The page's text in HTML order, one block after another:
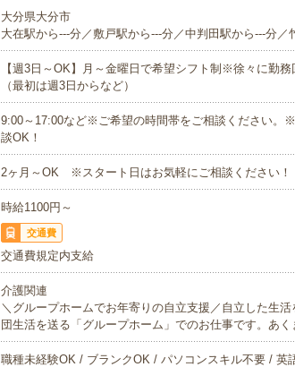
大分県大分市
大在駅から---分／敷戸駅から---分／中判田駅から---分／
【週3日～OK】月～金曜日で希望シフト制※徐々に勤
（最初は週3日からなど）
9:00～17:00など※ご希望の時間帯をご相談ください。
談OK！
2ヶ月～OK ※スタート日はお気軽にご相談ください！
時給1100円～
交通費
交通費規定内支給
介護関連
＼グループホームでお年寄りの自立支援／自立した生
団生活を送る「グループホーム」でのお仕事です。あ
職種未経験OK / ブランクOK / パソコンスキル不要 / 英